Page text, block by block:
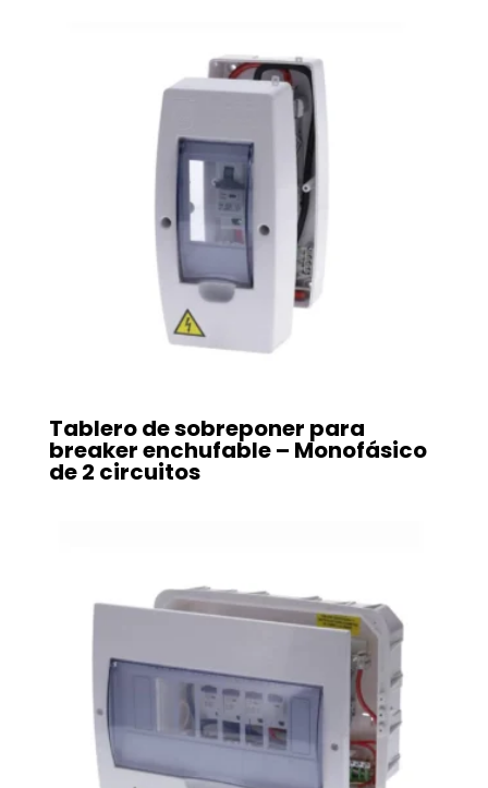
Tablero de sobreponer para
breaker enchufable – Monofásico
de 2 circuitos